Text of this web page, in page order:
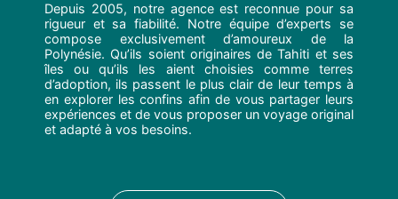
Depuis 2005, notre agence est reconnue pour sa
rigueur et sa fiabilité. Notre équipe d’experts se
compose exclusivement d’amoureux de la
Polynésie. Qu’ils soient originaires de Tahiti et ses
îles ou qu’ils les aient choisies comme terres
d’adoption, ils passent le plus clair de leur temps à
en explorer les confins afin de vous partager leurs
expériences et de vous proposer un voyage original
et adapté à vos besoins.